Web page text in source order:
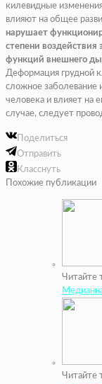
килевидные
влияют на общее
нарушает
степени воздействия
функций внешнего
Деформация грудной
сложное заболевание
человека и влияет на
случае, следует
Поделиться
Отправить
Класснуть
Похожие публикации
Читайте
Читайте